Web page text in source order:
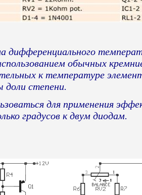
дифференциального
обычных
к температуре
доли степени.
для применения
градусов к двум диодам.